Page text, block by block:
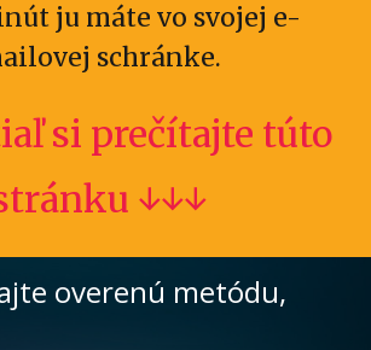
ju máte vo svojej e-
schránke.
si prečítajte túto
↓↓↓
overenú metódu,